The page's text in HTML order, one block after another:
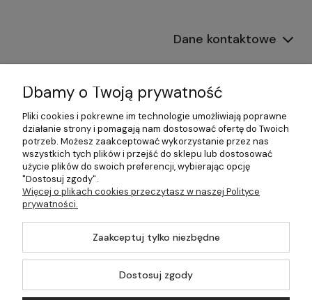
Dane kontaktowe
Informacje
Płatności i dostawa
Pomoc
Moje konto
©2026 Wszelkie Prawa Zastrzeżone | 499.pl - najlepszy sklep z
Dbamy o Twoją prywatność
Pliki cookies i pokrewne im technologie umożliwiają poprawne
działanie strony i pomagają nam dostosować ofertę do Twoich
potrzeb. Możesz zaakceptować wykorzystanie przez nas
wszystkich tych plików i przejść do sklepu lub dostosować
użycie plików do swoich preferencji, wybierając opcję
"Dostosuj zgody".
Więcej o plikach cookies przeczytasz w naszej Polityce
prywatności.
Zaakceptuj tylko niezbędne
Dostosuj zgody